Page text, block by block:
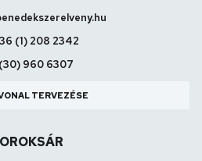
(1) 208 2342
(30) 960 6307
TERVEZÉSE